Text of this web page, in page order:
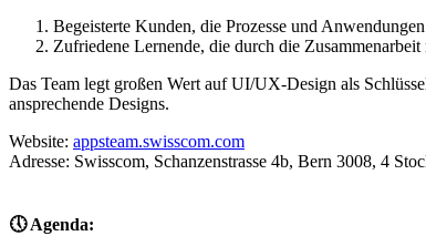
Begeisterte Kunden, die Prozesse und
Zufriedene Lernende, die durch die
Das Team legt großen Wert auf UI/UX-Design als
ansprechende Designs.
Website: appsteam.swisscom.com
Adresse: Swisscom, Schanzenstrasse 4b, Bern 3008, 4
🕔 Agenda: